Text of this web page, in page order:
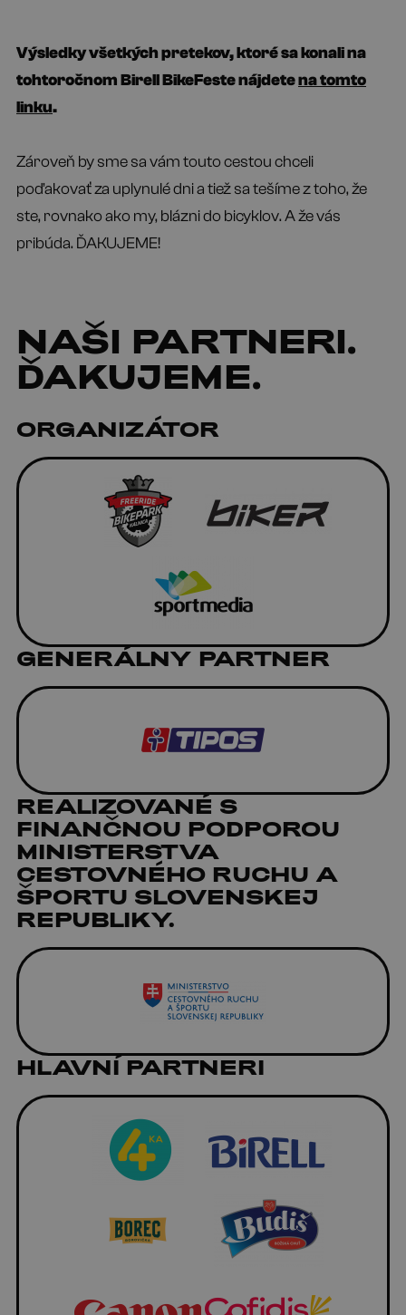
Výsledky všetkých pretekov, ktoré sa konali na
tohtoročnom Birell BikeFeste nájdetena tomto
linku.
Zároveň by sme sa vám touto cestou chceli
poďakovať za uplynulé dni a tiež sa tešíme z toho, že
ste, rovnako ako my, blázni do bicyklov. A že vás
pribúda. ĎAKUJEME!
NAŠI PARTNERI.
ĎAKUJEME.
ORGANIZÁTOR
GENERÁLNY PARTNER
REALIZOVANÉ S
FINANČNOU PODPOROU
MINISTERSTVA
CESTOVNÉHO RUCHU A
ŠPORTU SLOVENSKEJ
REPUBLIKY.
HLAVNÍ PARTNERI